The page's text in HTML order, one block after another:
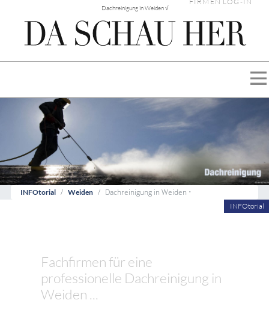
Dachreinigung in Weiden √
INFOtorial Weiden
Dachreinigung in Weiden •
INFOtorial
Fachfirmen für eine
professionelle Dachreinigung in
Weiden ...